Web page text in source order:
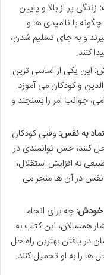
زندگی پر از بالا و پایین
با ناامیدی ها و
و به جای تسلیم شدن،
کنند.
این یکی از اساسی ترین
و کودکان می آموزد.
جوانب امر را بسنجند و
به نفس: وقتی کودکان
کنند، حس توانمندی در
به افزایش استقلال،
نفس در آن ها منجر می
خودش: چه برای انجام
همسالان، این کتاب به
در یافتن بهترین راه حل
ها را به او تحمیل کنند.